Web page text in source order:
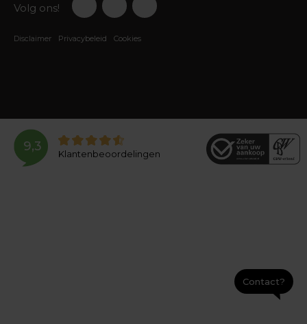
Volg ons!
Disclaimer Privacybeleid Cookies
9,3
Klantenbeoordelingen
Contact?